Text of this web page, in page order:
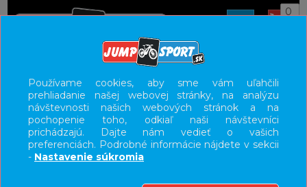
0
UŽÍVATEĽSKÝ PANEL
KATEGÓRIE
HLAVNÉ MENU
Používame cookies, aby sme vám uľahčili
prehliadanie našej webovej stránky, na analýzu
návštevnosti našich webových stránok a na
pochopenie toho, odkiaľ naši návštevníci
prichádzajú. Dajte nám vedieť o vašich
preferenciách. Podrobné informácie nájdete v sekcii
- Nastavenie súkromia